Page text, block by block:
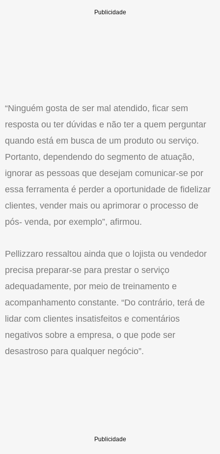
“Ninguém gosta de ser mal atendido, ficar sem
resposta ou ter dúvidas e não ter a quem perguntar
quando está em busca de um produto ou serviço.
Portanto, dependendo do segmento de atuação,
ignorar as pessoas que desejam comunicar-se por
essa ferramenta é perder a oportunidade de fidelizar
clientes, vender mais ou aprimorar o processo de
pós- venda, por exemplo”, afirmou.
Pellizzaro ressaltou ainda que o lojista ou vendedor
precisa preparar-se para prestar o serviço
adequadamente, por meio de treinamento e
acompanhamento constante. “Do contrário, terá de
lidar com clientes insatisfeitos e comentários
negativos sobre a empresa, o que pode ser
desastroso para qualquer negócio”.